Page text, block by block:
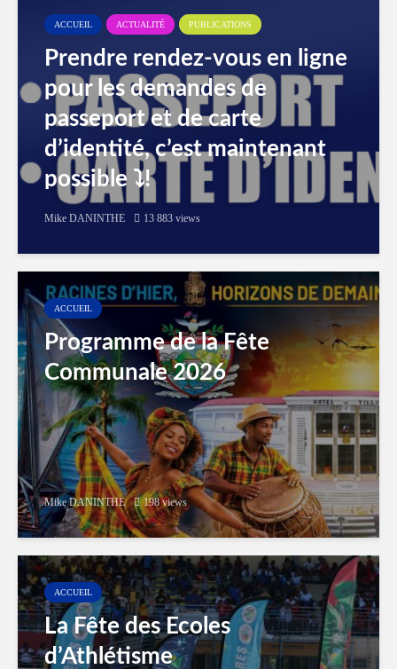
ACCUEIL ACTUALITÉ PUBLICATIONS
Prendre rendez-vous en ligne
pour les demandes de
passeport et de carte
d’identité, c’est maintenant
possible ⤵️!
Mike DANINTHE 13 883 views
ACCUEIL
Programme de la Fête
Communale 2026
Mike DANINTHE 198 views
ACCUEIL
La Fête des Ecoles
d’Athlétisme